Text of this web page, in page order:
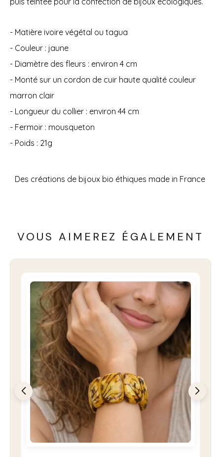
- Matière ivoire végétal ou tagua
- Couleur : jaune
- Diamètre des fleurs : environ 4 cm
- Monté sur un cordon de cuir haute qualité couleur
marron clair
- Longueur du collier : environ 44 cm
- Fermoir : mousqueton
- Poids : 21g
Des créations de bijoux bio éthiques made in France
VOUS AIMEREZ ÉGALEMENT